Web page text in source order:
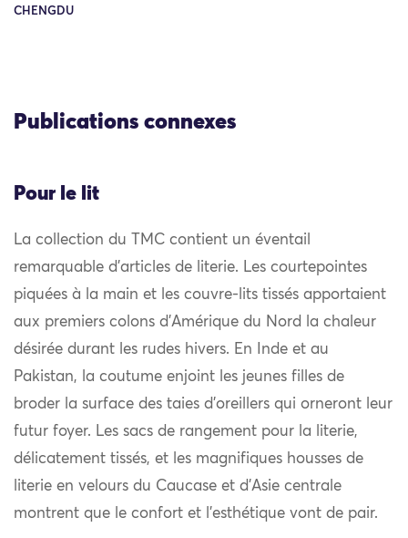
CHENGDU
Publications connexes
Pour le lit
La collection du TMC contient un éventail
remarquable d’articles de literie. Les courtepointes
piquées à la main et les couvre-lits tissés apportaient
aux premiers colons d’Amérique du Nord la chaleur
désirée durant les rudes hivers. En Inde et au
Pakistan, la coutume enjoint les jeunes filles de
broder la surface des taies d’oreillers qui orneront leur
futur foyer. Les sacs de rangement pour la literie,
délicatement tissés, et les magnifiques housses de
literie en velours du Caucase et d’Asie centrale
montrent que le confort et l’esthétique vont de pair.